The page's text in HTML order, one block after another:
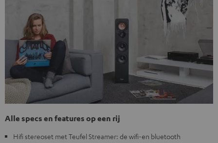
Alle specs en features op een rij
Hifi stereoset met Teufel Streamer: de wifi-en bluetooth